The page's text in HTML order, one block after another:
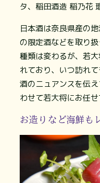
タ、稲田酒造 稲乃花
日本酒は奈良県産の
の限定酒などを取り
種類は変わるが、若
れており、いつ訪れ
酒のニュアンスを伝
わせて若大将にお任せ
お造りなど海鮮も